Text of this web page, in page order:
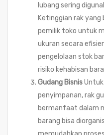
lubang sering
Ketinggian rak yang
pemilik toko untuk
ukuran secara
pengelolaan stok
risiko kehabisan
Gudang Bisnis
penyimpanan, rak
bermanfaat dalam
barang bisa